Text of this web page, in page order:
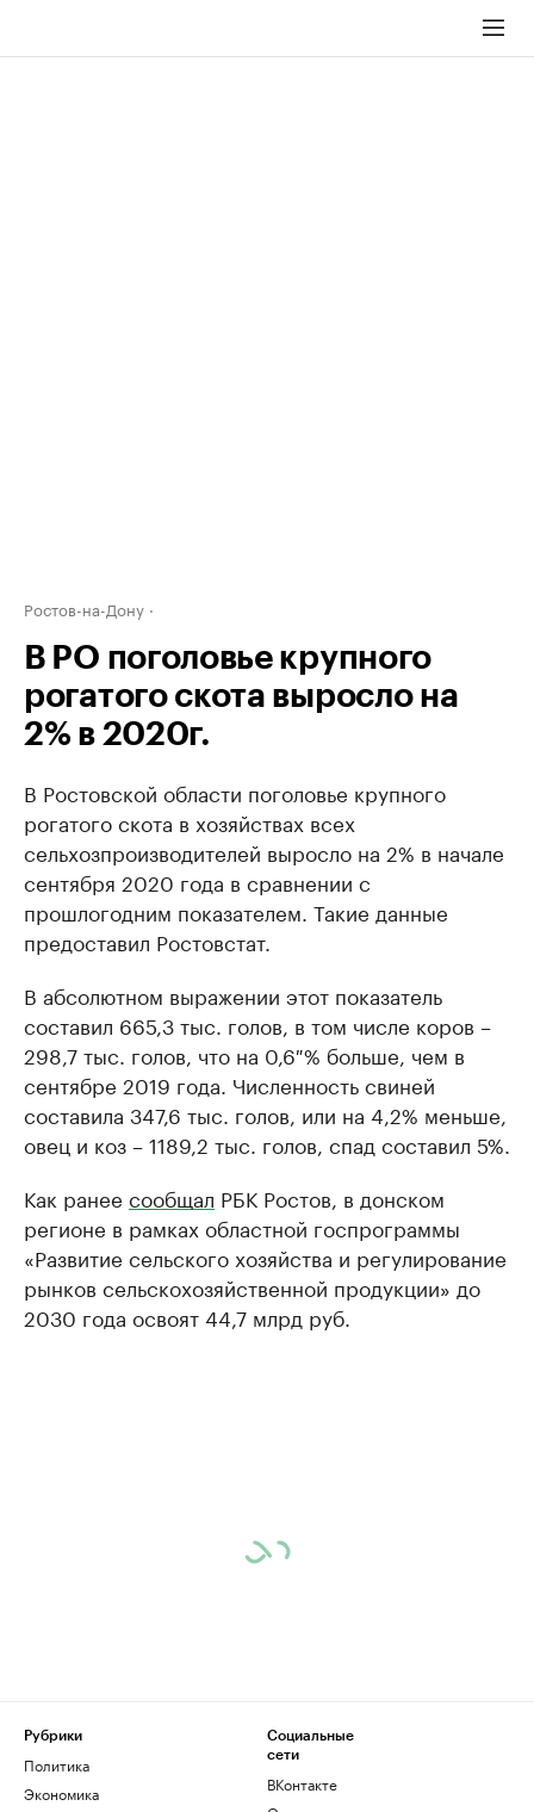
Ростов-на-Дону
В РО поголовье крупного
рогатого скота выросло на
2% в 2020г.
В Ростовской области поголовье крупного
рогатого скота в хозяйствах всех
сельхозпроизводителей выросло на 2% в начале
сентября 2020 года в сравнении с
прошлогодним показателем. Такие данные
предоставил Ростовстат.
В абсолютном выражении этот показатель
составил 665,3 тыс. голов, в том числе коров –
298,7 тыс. голов, что на 0,6 % больше, чем в
сентябре 2019 года. Численность свиней
составила 347,6 тыс. голов, или на 4,2% меньше,
овец и коз – 1189,2 тыс. голов, спад составил 5%.
Как ранее сообщал РБК Ростов, в донском
регионе в рамках областной госпрограммы
«Развитие сельского хозяйства и регулирование
рынков сельскохозяйственной продукции» до
2030 года освоят 44,7 млрд руб.
Рубрики
Политика
Экономика
Социальные
сети
ВКонтакте